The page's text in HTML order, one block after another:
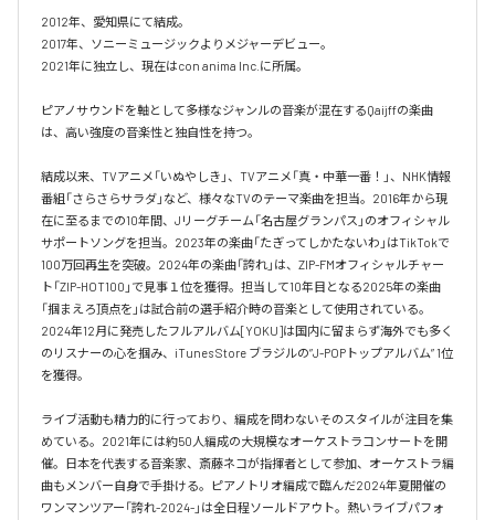
2012年、愛知県にて結成。
2017年、ソニーミュージックよりメジャーデビュー。
2021年に独立し、現在はcon anima Inc.に所属。
ピアノサウンドを軸として多様なジャンルの音楽が混在するQaijffの楽曲
は、高い強度の音楽性と独自性を持つ。
結成以来、TVアニメ「いぬやしき」、TVアニメ「真・中華一番！」、NHK情報
番組「さらさらサラダ」など、様々なTVのテーマ楽曲を担当。2016年から現
在に至るまでの10年間、Jリーグチーム「名古屋グランパス」のオフィシャル
サポートソングを担当。2023年の楽曲「たぎってしかたないわ」はTikTokで
100万回再生を突破。2024年の楽曲「誇れ」は、ZIP-FMオフィシャルチャー
ト「ZIP-HOT100」で見事１位を獲得。担当して10年目となる2025年の楽曲
「掴まえろ頂点を」は試合前の選手紹介時の音楽として使用されている。
2024年12月に発売したフルアルバム[YOKU]は国内に留まらず海外でも多く
のリスナーの心を掴み、iTunes Store ブラジルの”J-POPトップアルバム” 1位
を獲得。
ライブ活動も精力的に行っており、編成を問わないそのスタイルが注目を集
めている。2021年には約50人編成の大規模なオーケストラコンサートを開
催。日本を代表する音楽家、斎藤ネコが指揮者として参加、オーケストラ編
曲もメンバー自身で手掛ける。ピアノトリオ編成で臨んだ2024年夏開催の
ワンマンツアー「誇れ-2024-」は全日程ソールドアウト。熱いライブパフォ